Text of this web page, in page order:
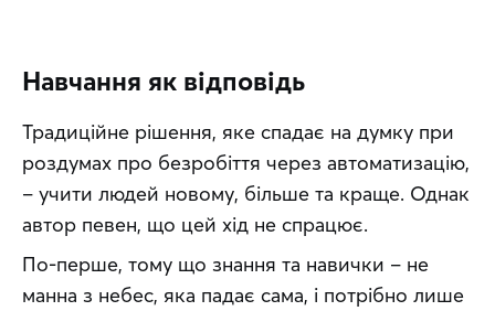
Навчання як відповідь
Традиційне рішення, яке спадає на думку при
роздумах про безробіття через автоматизацію,
– учити людей новому, більше та краще. Однак
автор певен, що цей хід не спрацює.
По-перше, тому що знання та навички – не
манна з небес, яка падає сама, і потрібно лише